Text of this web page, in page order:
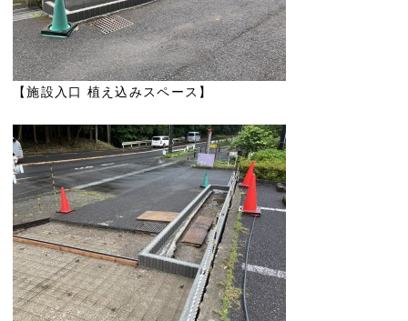
【施設入口 植え込みスペース】